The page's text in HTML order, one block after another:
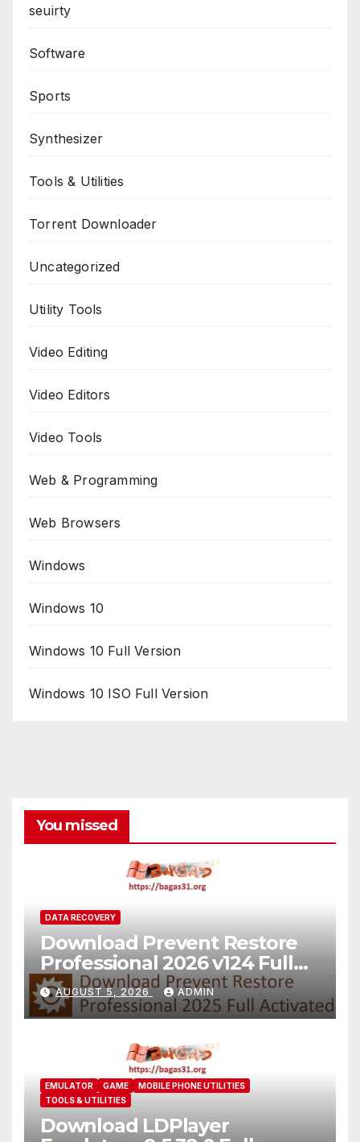
seuirty
Software
Sports
Synthesizer
Tools & Utilities
Torrent Downloader
Uncategorized
Utility Tools
Video Editing
Video Editors
Video Tools
Web & Programming
Web Browsers
Windows
Windows 10
Windows 10 Full Version
Windows 10 ISO Full Version
You missed
DATA RECOVERY
Download Prevent Restore
Professional 2026 v124 Full
Version
AUGUST 5, 2026 ADMIN
EMULATOR GAME
MOBILE PHONE UTILITIES
TOOLS & UTILITIES
Download LDPlayer